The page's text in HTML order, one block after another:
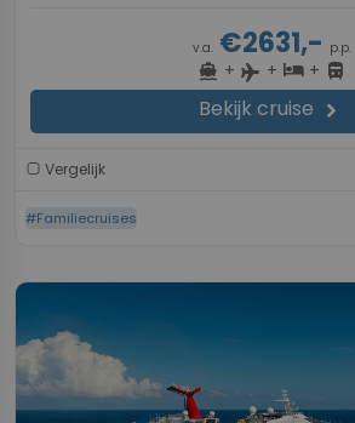
v.a.€2631,- p.p.
directions_boat + flight + hotel+ directions_bus
Bekijk cruise chevron_right
Vergelijk
#Familiecruises